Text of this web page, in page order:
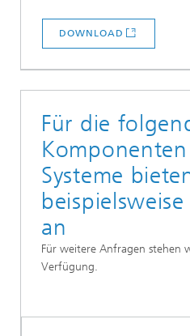
DOWNLOAD
Für die
Systeme
an
Für weitere Anfragen stehen
Verfügung.